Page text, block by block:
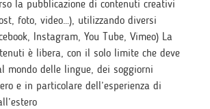
la pubblicazione di contenuti creativi
foto, video…), utilizzando diversi
Instagram, You Tube, Vimeo) La
è libera, con il solo limite che deve
mondo delle lingue, dei soggiorni
e in particolare dell’esperienza di